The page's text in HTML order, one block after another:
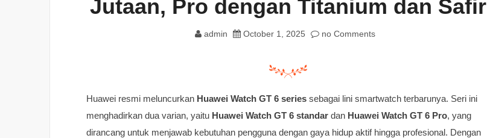
Jutaan, Pro dengan Titanium dan Safir
admin October 1, 2025 no Comments
Huawei resmi meluncurkan Huawei Watch GT 6 series sebagai lini smartwatch terbarunya. Seri ini
menghadirkan dua varian, yaitu Huawei Watch GT 6 standar dan Huawei Watch GT 6 Pro, yang
dirancang untuk menjawab kebutuhan pengguna dengan gaya hidup aktif hingga profesional. Dengan